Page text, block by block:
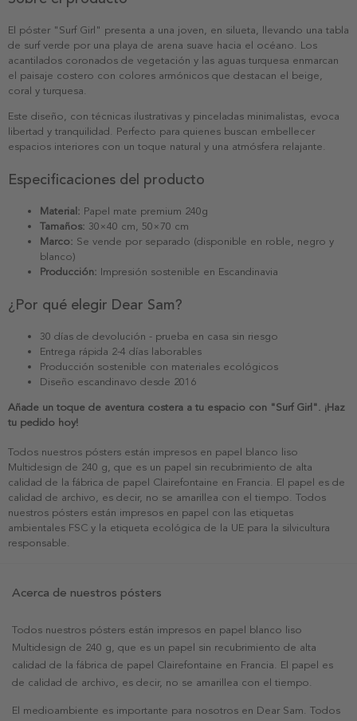
El póster "Surf Girl" presenta a una joven, en silueta, llevando una tabla
de surf verde por una playa de arena suave hacia el océano. Los
acantilados coronados de vegetación y las aguas turquesa enmarcan
el paisaje costero con colores armónicos que destacan el beige,
coral y turquesa.
Este diseño, con técnicas ilustrativas y pinceladas minimalistas, evoca
libertad y tranquilidad. Perfecto para quienes buscan embellecer
espacios interiores con un toque natural y una atmósfera relajante.
Especificaciones del producto
Material: Papel mate premium 240g
Tamaños: 30×40 cm, 50×70 cm
Marco: Se vende por separado (disponible en roble, negro y
blanco)
Producción: Impresión sostenible en Escandinavia
¿Por qué elegir Dear Sam?
30 días de devolución - prueba en casa sin riesgo
Entrega rápida 2-4 días laborables
Producción sostenible con materiales ecológicos
Diseño escandinavo desde 2016
Añade un toque de aventura costera a tu espacio con "Surf Girl". ¡Haz
tu pedido hoy!
Todos nuestros pósters están impresos en papel blanco liso
Multidesign de 240 g, que es un papel sin recubrimiento de alta
calidad de la fábrica de papel Clairefontaine en Francia. El papel es de
calidad de archivo, es decir, no se amarillea con el tiempo. Todos
nuestros pósters están impresos en papel con las etiquetas
ambientales FSC y la etiqueta ecológica de la UE para la silvicultura
responsable.
Acerca de nuestros pósters
Todos nuestros pósters están impresos en papel blanco liso
Multidesign de 240 g, que es un papel sin recubrimiento de alta
calidad de la fábrica de papel Clairefontaine en Francia. El papel es
de calidad de archivo, es decir, no se amarillea con el tiempo.
El medioambiente es importante para nosotros en Dear Sam. Todos